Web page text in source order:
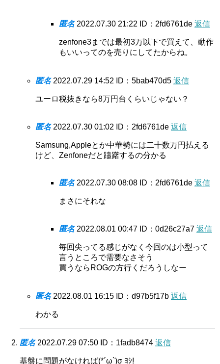
匿名 2022.07.30 21:22 ID：2fd6761de 返信
zenfone3までは最初3万以下で買えて、動作
もいいってのを売りにしてたからね。
匿名 2022.07.29 14:52 ID：5bab470d5 返信
ユーロ税抜きなら8万円台くらいじゃない？
匿名 2022.07.30 01:02 ID：2fd6761de 返信
Samsung,Appleとか中華勢には二十数万円払える
けど、Zenfoneだと躊躇するの分かる
匿名 2022.07.30 08:08 ID：2fd6761de 返信
まさにそれな
匿名 2022.08.01 00:47 ID：0d26c27a7 返信
毎回尖ってる感じがなく今回のは小型って
言うところで需要なさそう
買うならROGの方行くだろうしなー
匿名 2022.08.01 16:15 ID：d97b5f17b 返信
わかる
匿名 2022.07.29 07:50 ID：1fadb8474 返信
基盤に問題がなければ(*´ω`)σ ﾖｼ!